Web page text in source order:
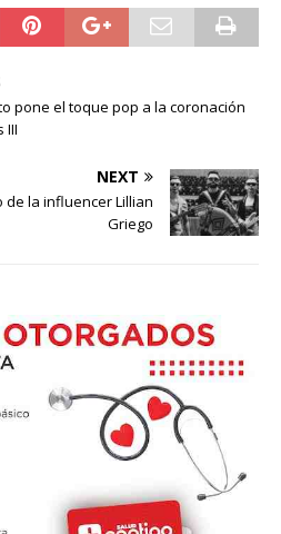
pone el toque pop a la coronación
III
NEXT
de la influencer Lillian
Griego